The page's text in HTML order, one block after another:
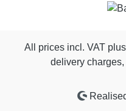
All prices incl. VAT plus
delivery